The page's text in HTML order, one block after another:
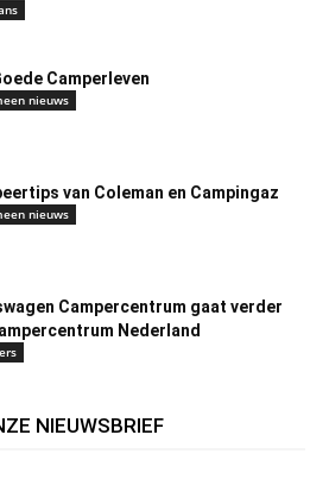
Camperleven
nieuws
van Coleman en Campingaz
nieuws
Campercentrum gaat verder
Nederland
NIEUWSBRIEF